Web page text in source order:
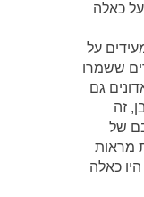
כאלה
על
ששמרו
גם
זה
של
מראות
כאלה